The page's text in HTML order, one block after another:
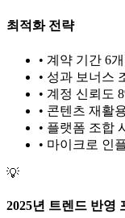
최적화 전략
• 계약 기간 6
• 성과 보너스
• 계정 신뢰도
• 콘텐츠 재활
• 플랫폼 조합
• 마이크로 인
💡
2025년 트렌드 반영